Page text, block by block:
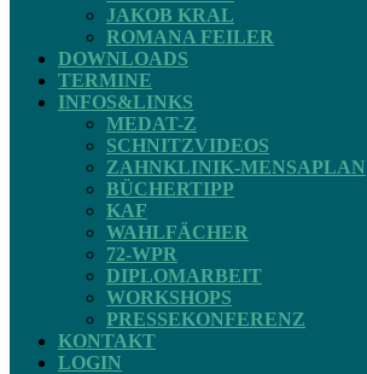
JAKOB KRAL
ROMANA FEILER
DOWNLOADS
TERMINE
INFOS&LINKS
MEDAT-Z
SCHNITZVIDEOS
ZAHNKLINIK-MENSAPLAN
BÜCHERTIPP
KAF
WAHLFÄCHER
72-WPR
DIPLOMARBEIT
WORKSHOPS
PRESSEKONFERENZ
KONTAKT
LOGIN